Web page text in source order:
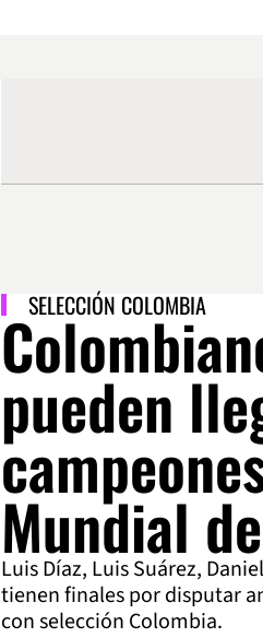
SELECCIÓN COLOMBIA
pueden
Mundial
Luis Díaz, Luis Suárez,
tienen finales por disputar
con selección Colombia.